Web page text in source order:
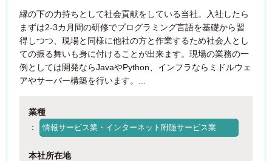
縁の下の力持ちとして社会貢献をしている当社。入社したら
まずは2-3カ月間の研修でプログラミング言語を基礎から習
得しつつ、現場と同様に他社の方と作業するため社会人とし
ての振る舞いも身に付けることが出来ます。現場の業務の一
例としては開発ならJavaやPython、インフラならミドルウェ
アやサーバー構築を行います。...
業種
：
情報サービス業・インターネット附随サービス業
本社所在地